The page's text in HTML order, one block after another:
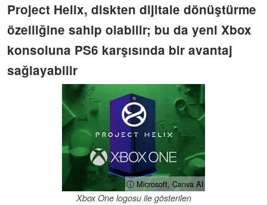
Project Helix, diskten dijitale dönüştürme
özelliğine sahip olabilir; bu da yeni Xbox
konsoluna PS6 karşısında bir avantaj
sağlayabilir
ⓘ Microsoft, Canva AI
Xbox One logosu ile gösterilen